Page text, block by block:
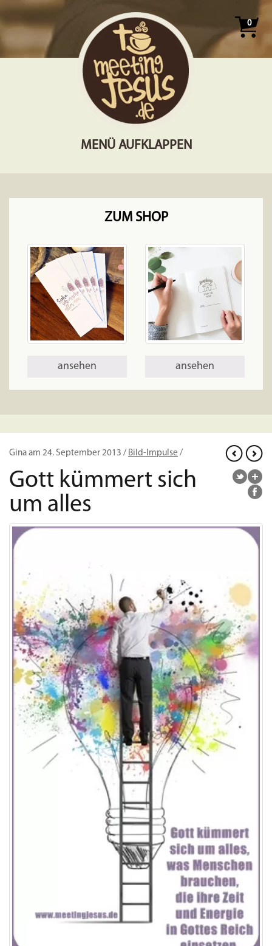
0
MENÜ AUFKLAPPEN
ZUM SHOP
ansehen ansehen
Gina am 24. September 2013 / Bild-Impulse /
Gott kümmert sich
um alles